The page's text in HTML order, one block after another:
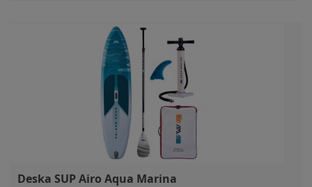
Deska SUP Airo Aqua Marina